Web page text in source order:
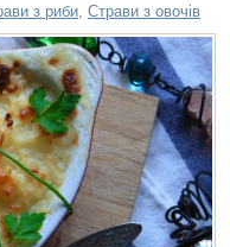
з риби Страви з овочів